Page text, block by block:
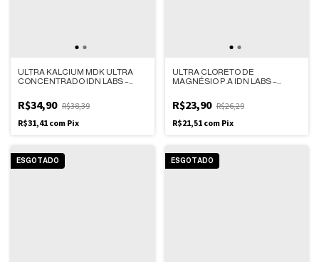
ULTRA KALCIUM MDK ULTRA
CONCENTRADO IDN LABS –
R$34,90 R$38,39
R$31,41 com Pix
ULTRA CLORETO DE
MAGNÉSIO P.A IDN LABS –
R$23,90 R$26,29
R$21,51 com Pix
ESGOTADO ESGOTADO